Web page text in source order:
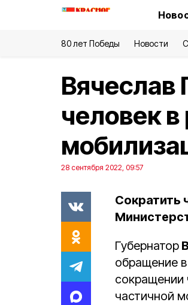
80 лет Победы Новости
Вячеслав
человек
28 сентября 2022, 09:57
Сократить
Губернатор
обращение
сокращении
частичной